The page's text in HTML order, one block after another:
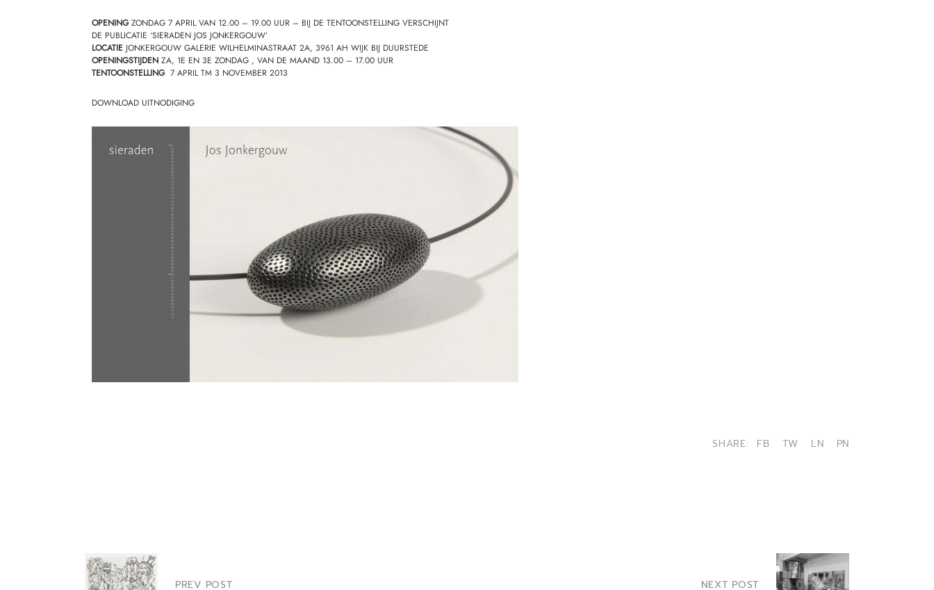
OPENINGZONDAG 7 APRIL VAN 12.00 – 19.00 UUR – BIJ DE TENTOONSTELLING VERSCHIJNT
DE PUBLICATIE ‘SIERADEN JOS JONKERGOUW’
LOCATIE JONKERGOUW GALERIE WILHELMINASTRAAT 2A, 3961 AH WIJK BIJ DUURSTEDE
OPENINGSTIJDEN ZA, 1E EN 3E ZONDAG , VAN DE MAAND 13.00 – 17.00 UUR
TENTOONSTELLING7 APRIL TM 3 NOVEMBER 2013
DOWNLOAD UITNODIGING
SHARE: FB TW LN PN
PREV POST NEXT POST